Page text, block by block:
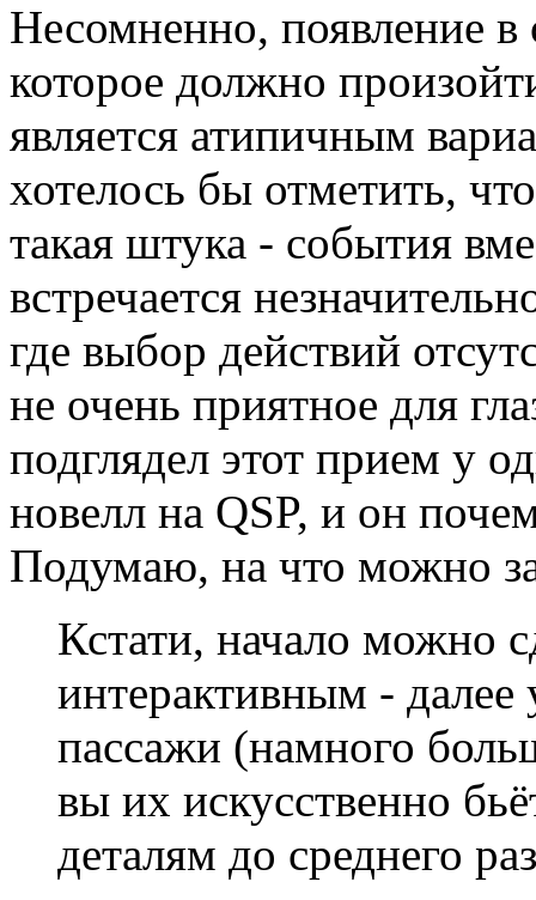
Несомненно, появление в
которое должно
является атипичным
хотелось бы отметить,
такая штука - события
встречается
где выбор действий
не очень приятное для
подглядел этот прием у
новелл на QSP, и он
Подумаю, на что можно
Кстати, начало можно
интерактивным - далее
пассажи (намного
вы их искусственно
деталям до среднего